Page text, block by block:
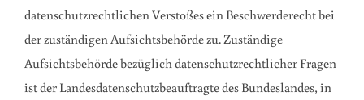
datenschutzrechtlichen Verstoßes ein Beschwerderecht bei
der zuständigen Aufsichtsbehörde zu. Zuständige
Aufsichtsbehörde bezüglich datenschutzrechtlicher Fragen
ist der Landesdatenschutzbeauftragte des Bundeslandes, in